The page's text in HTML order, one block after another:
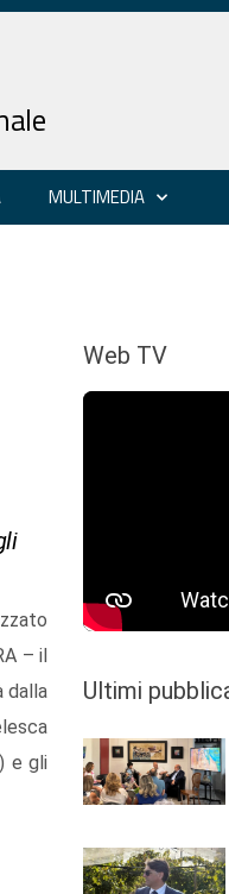
MULTIMEDIA
– il
dalla
e gli
Web TV
Ultimi